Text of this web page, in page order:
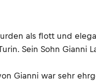
als flott und
Sein Sohn Gianni
Gianni war sehr